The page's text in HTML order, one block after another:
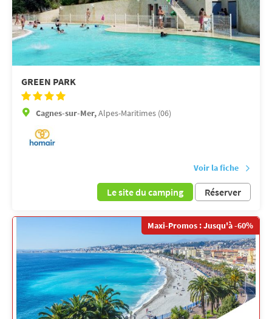
GREEN PARK
Cagnes-sur-Mer,Alpes-Maritimes (06)
Voir la fiche
Le site du camping Réserver
Maxi-Promos : Jusqu'à -60%